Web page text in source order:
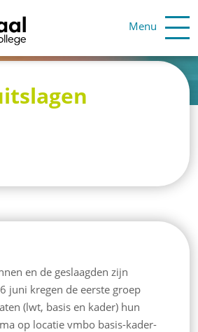
Menu
en de geslaagden zijn
juni kregen de eerste groep
(lwt, basis en kader) hun
op locatie vmbo basis-kader-